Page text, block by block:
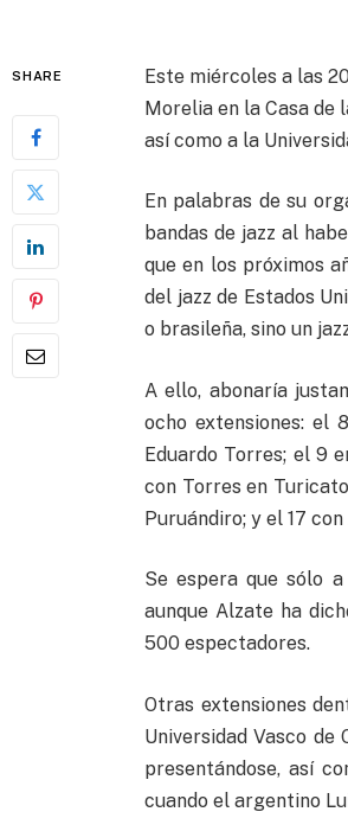
SHARE
Este miércoles a las
Morelia en la Casa de
así como a la
En palabras de su
bandas de jazz al
que en los próximos
del jazz de Estados
o brasileña, sino un
A ello, abonaría
ocho extensiones: el
Eduardo Torres; el 9
con Torres en
Puruándiro; y el 17
Se espera que sólo
aunque Alzate ha
500 espectadores.
Otras extensiones
Universidad Vasco
presentándose, así
cuando el argentino